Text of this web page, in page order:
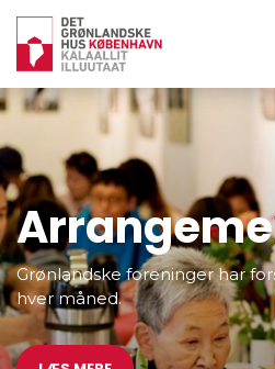
Her har du et
over
Se her- Takuuk